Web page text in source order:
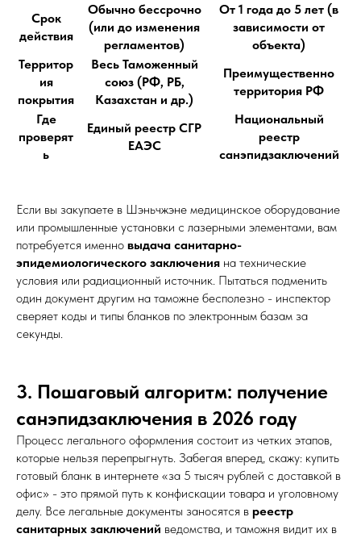
Срок
действия
Обычно бессрочно
(или до изменения
регламентов)
От 1 года до 5 лет (в
зависимости от
объекта)
Территор
ия
покрытия
Весь Таможенный
союз (РФ, РБ,
Казахстан и др.)
Преимущественно
территория РФ
Где
проверят
ь
Единый реестр СГР
ЕАЭС
Национальный
реестр
санэпидзаключений
Если вы закупаете в Шэньчжэне медицинское оборудование
или промышленные установки с лазерными элементами, вам
потребуется именно выдача санитарно-
эпидемиологического заключения на технические
условия или радиационный источник. Пытаться подменить
один документ другим на таможне бесполезно - инспектор
сверяет коды и типы бланков по электронным базам за
секунды.
3. Пошаговый алгоритм: получение
санэпидзаключения в 2026 году
Процесс легального оформления состоит из четких этапов,
которые нельзя перепрыгнуть. Забегая вперед, скажу: купить
готовый бланк в интернете «за 5 тысяч рублей с доставкой в
офис» - это прямой путь к конфискации товара и уголовному
делу. Все легальные документы заносятся в реестр
санитарных заключений ведомства, и таможня видит их в